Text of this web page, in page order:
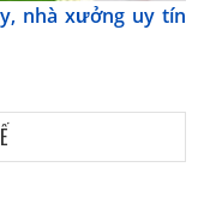
nhà xưởng uy tín